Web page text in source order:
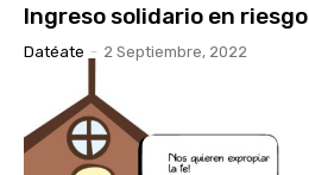
Ingreso solidario en riesgo
Datéate - 2 Septiembre, 2022